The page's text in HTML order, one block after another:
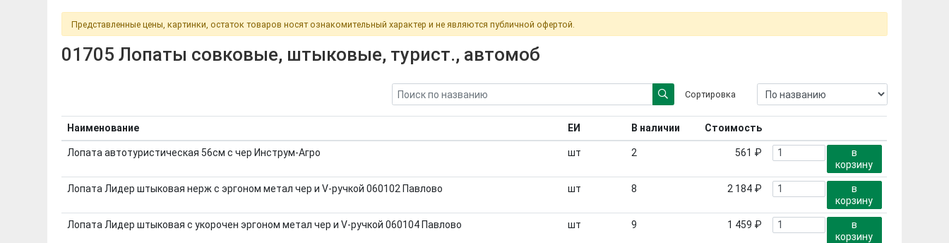
Представленные цены, картинки, остаток товаров носят ознакомительный характер и не являются публичной офертой.
01705 Лопаты совковые, штыковые, турист., автомоб
Сортировка
Наименование ЕИ В наличии Стоимость
Лопата автотуристическая 56см с чер Инструм-Агро шт 2 561 ₽
в
корзину
Лопата Лидер штыковая нерж с эргоном метал чер и V-ручкой 060102 Павлово шт 8 2 184 ₽
в
корзину
Лопата Лидер штыковая с укорочен эргоном метал чер и V-ручкой 060104 Павлово шт 9 1 459 ₽
в
корзину